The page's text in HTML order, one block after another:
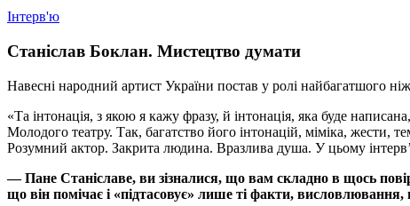
Інтерв'ю
Станіслав Боклан. Мистецтво думати
Навесні народний артист України постав у ролі найбагатшого
«Та інтонація, з якою я кажу фразу, й інтонація, яка буде
Молодого театру. Так, багатство його інтонацій, міміка,
Розумний актор. Закрита людина. Вразлива душа. У цьому
— Пане Станіславе, ви зізналися, що вам складно в щось
що він помічає і «підтасовує» лише ті факти,